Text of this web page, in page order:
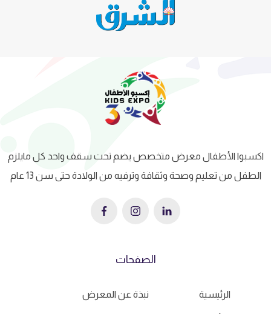
اكسبوا الأطفال معرض متخصص يضم تحت سقف واحد كل مايلزم
الطفل من تعليم وصحة وثقافة وترفيه من الولادة حتى سن 13 عام
الصفحات
الرئيسية نبذة عن المعرض